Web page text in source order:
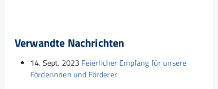
Verwandte Nachrichten
14. Sept. 2023 Feierlicher Empfang für unsere
Förderinnen und Förderer